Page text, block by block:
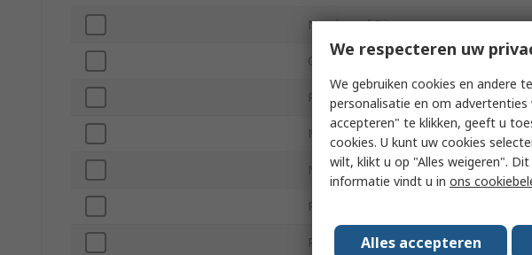
Number of Bits
Output Type
Polarity
Mount Type
Minimum Supply Voltage
Package Type
Pin Count
We respecteren uw
We gebruiken cookies en andere
personalisatie en om
accepteren" te klikken, geeft u
cookies. U kunt uw cookies
wilt, klikt u op "Alles weigeren".
informatie vindt u in ons
Alles accepteren